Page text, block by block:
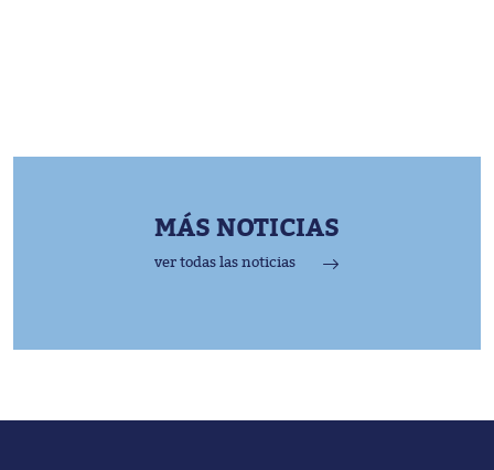
MÁS NOTICIAS
ver todas las noticias